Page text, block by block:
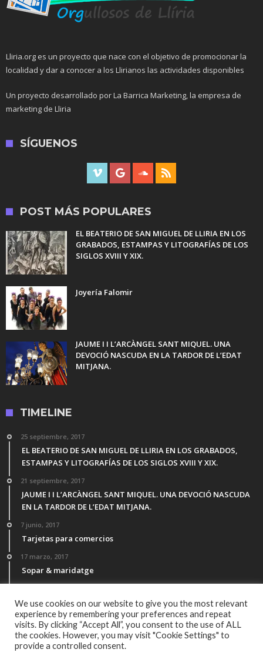
Lliria.org es un proyecto que nace con el objetivo de promocionar la
localidad y dar a conocer a los Llirianos las actividades disponibles
Un proyecto desarrollado por La Barrica Marketing, la empresa de
marketing de Lliria
SÍGUENOS
POST MÁS POPULARES
EL BEATERIO DE SAN MIGUEL DE LLIRIA EN LOS
GRABADOS, ESTAMPAS Y LITOGRAFÍAS DE LOS
SIGLOS XVIII Y XIX.
Joyería Falomir
JAUME I I L’ARCÀNGEL SANT MIQUEL. UNA
DEVOCIÓ NASCUDA EN LA TARDOR DE L’EDAT
MITJANA.
TIMELINE
25 septiembre, 2017
EL BEATERIO DE SAN MIGUEL DE LLIRIA EN LOS GRABADOS,
ESTAMPAS Y LITOGRAFÍAS DE LOS SIGLOS XVIII Y XIX.
21 septiembre, 2017
JAUME I I L’ARCÀNGEL SANT MIQUEL. UNA DEVOCIÓ NASCUDA
EN LA TARDOR DE L’EDAT MITJANA.
7 junio, 2017
Tarjetas para comercios
17 marzo, 2017
Sopar & maridatge
Menú Desgutación Segle XXI
We use cookies on our website to give you the most relevant
experience by remembering your preferences and repeat
visits. By clicking “Accept All”, you consent to the use of ALL
the cookies. However, you may visit "Cookie Settings" to
provide a controlled consent.